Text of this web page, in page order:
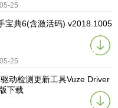
25
宝典6(含激活码) v2018.1005
25
动检测更新工具Vuze Driver
下载